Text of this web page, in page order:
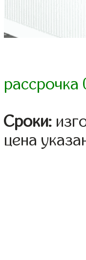
рассрочка
Сроки:
цена